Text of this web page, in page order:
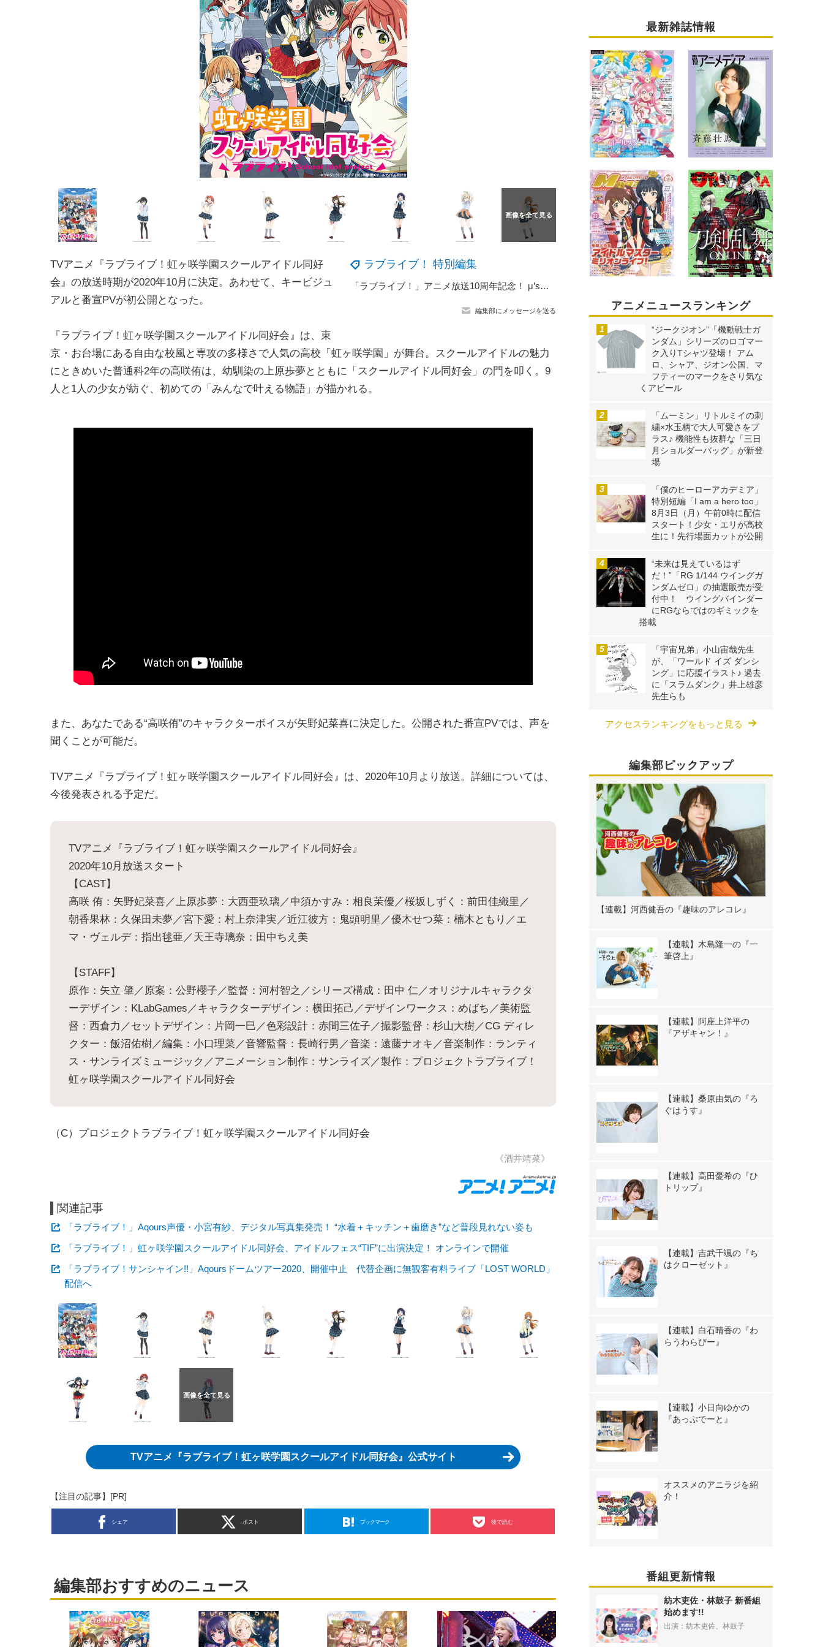
ラブライブ！ 特別編集
「ラブライブ！」アニメ放送10周年記念！ μ’s新規描き下ろしグッズが当たるオンラインくじ登場
編集部にメッセージを送る
TVアニメ『ラブライブ！虹ヶ咲学園スクールアイドル同好
会』の放送時期が2020年10月に決定。あわせて、キービジュ
アルと番宣PVが初公開となった。
『ラブライブ！虹ヶ咲学園スクールアイドル同好会』は、東
京・お台場にある自由な校風と専攻の多様さで人気の高校「虹ヶ咲学園」が舞台。スクールアイドルの魅力
にときめいた普通科2年の高咲侑は、幼馴染の上原歩夢とともに「スクールアイドル同好会」の門を叩く。9
人と1人の少女が紡ぐ、初めての「みんなで叶える物語」が描かれる。
また、あなたである“高咲侑”のキャラクターボイスが矢野妃菜喜に決定した。公開された番宣PVでは、声を
聞くことが可能だ。
TVアニメ『ラブライブ！虹ヶ咲学園スクールアイドル同好会』は、2020年10月より放送。詳細については、
今後発表される予定だ。
TVアニメ『ラブライブ！虹ヶ咲学園スクールアイドル同好会』
2020年10月放送スタート
【CAST】
高咲 侑：矢野妃菜喜／上原歩夢：大西亜玖璃／中須かすみ：相良茉優／桜坂しずく：前田佳織里／
朝香果林：久保田未夢／宮下愛：村上奈津実／近江彼方：鬼頭明里／優木せつ菜：楠木ともり／エ
マ・ヴェルデ：指出毬亜／天王寺璃奈：田中ちえ美
【STAFF】
原作：矢立 肇／原案：公野櫻子／監督：河村智之／シリーズ構成：田中 仁／オリジナルキャラクタ
ーデザイン：KLabGames／キャラクターデザイン：横田拓己／デザインワークス：めばち／美術監
督：西倉力／セットデザイン：片岡一巳／色彩設計：赤間三佐子／撮影監督：杉山大樹／CG ディレ
クター：飯沼佑樹／編集：小口理菜／音響監督：長崎行男／音楽：遠藤ナオキ／音楽制作：ランティ
ス・サンライズミュージック／アニメーション制作：サンライズ／製作：プロジェクトラブライブ！
虹ヶ咲学園スクールアイドル同好会
（C）プロジェクトラブライブ！虹ヶ咲学園スクールアイドル同好会
《酒井靖菜》
関連記事
「ラブライブ！」Aqours声優・小宮有紗、デジタル写真集発売！ “水着＋キッチン＋歯磨き”など普段見れない姿も
「ラブライブ！」虹ヶ咲学園スクールアイドル同好会、アイドルフェス“TIF”に出演決定！ オンラインで開催
「ラブライブ！サンシャイン!!」Aqoursドームツアー2020、開催中止 代替企画に無観客有料ライブ「LOST WORLD」
配信へ
TVアニメ『ラブライブ！虹ヶ咲学園スクールアイドル同好会』公式サイト
【注目の記事】[PR]
シェア ポスト ブックマーク 後で読む
編集部おすすめのニュース
最新雑誌情報
アニメニュースランキング
“ジークジオン”「機動戦士ガ
ンダム」シリーズのロゴマー
ク入りTシャツ登場！ アム
ロ、シャア、ジオン公国、マ
フティーのマークをさり気な
くアピール
「ムーミン」リトルミイの刺
繍×水玉柄で大人可愛さをプ
ラス♪ 機能性も抜群な「三日
月ショルダーバッグ」が新登
場
「僕のヒーローアカデミア」
特別短編「I am a hero too」
8月3日（月）午前0時に配信
スタート！少女・エリが高校
生に！先行場面カットが公開
“未来は見えているはず
だ！”「RG 1/144 ウイングガ
ンダムゼロ」の抽選販売が受
付中！ ウイングバインダー
にRGならではのギミックを
搭載
「宇宙兄弟」小山宙哉先生
が、「ワールド イズ ダンシ
ング」に応援イラスト♪ 過去
に「スラムダンク」井上雄彦
先生らも
アクセスランキングをもっと見る
編集部ピックアップ
【連載】河西健吾の『趣味のアレコレ』
【連載】木島隆一の『一
筆啓上』
【連載】阿座上洋平の
『アザキャン！』
【連載】桑原由気の『ろ
ぐはうす』
【連載】高田憂希の『ひ
トリップ』
【連載】吉武千颯の『ち
はクローゼット』
【連載】白石晴香の『わ
らうわらびー』
【連載】小日向ゆかの
『あっぷでーと』
オススメのアニラジを紹
介！
番組更新情報
紡木吏佐・林鼓子 新番組
始めます!!
出演：紡木吏佐、林鼓子